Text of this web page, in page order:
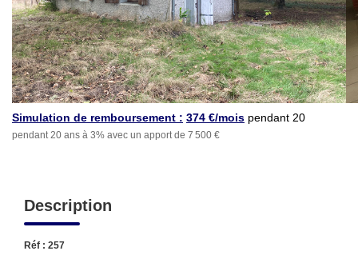
Simulation de remboursement : 374 €/mois pendant 20
ans à 3% avec un apport
pendant 20 ans à 3% avec un apport de 7 500 €
Description
Réf : 257